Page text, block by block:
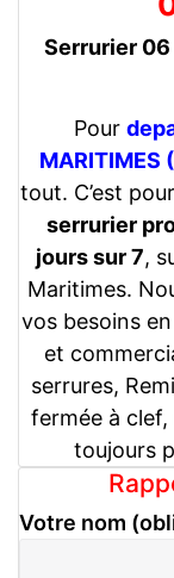
Serrurier
Pour
MARITIMES
tout. C’est
serrurier
jours sur 7,
Maritimes.
vos besoins
et
serrures,
fermée à
toujours
Votre nom